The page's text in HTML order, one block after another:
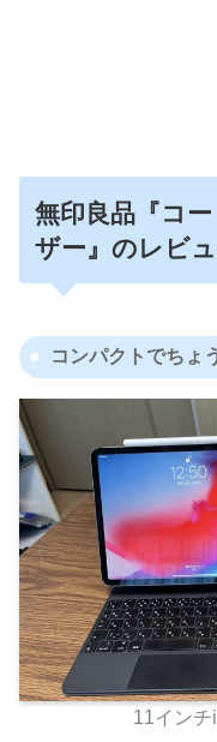
無印良品『コ
ザー』のレビ
コンパクトでちょ
11イン